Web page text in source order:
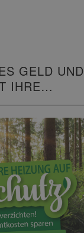
GELD UND
IHRE